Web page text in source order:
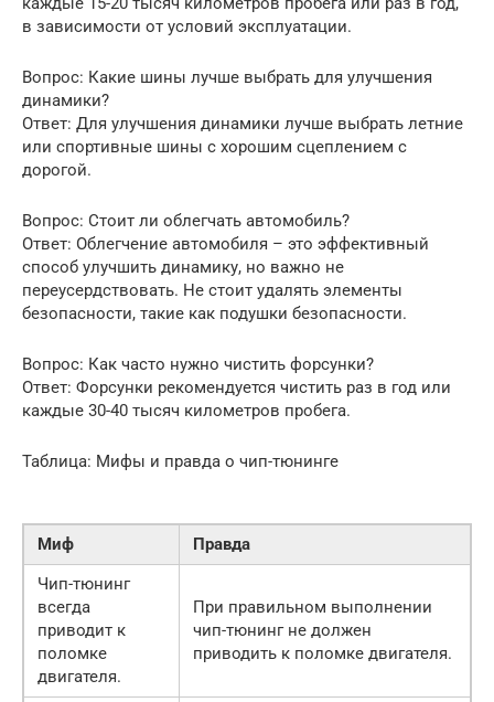
в зависимости от условий эксплуатации.
Вопрос: Какие шины лучше выбрать для улучшения
динамики?
Ответ: Для улучшения динамики лучше выбрать летние
или спортивные шины с хорошим сцеплением с
дорогой.
Вопрос: Стоит ли облегчать автомобиль?
Ответ: Облегчение автомобиля – это эффективный
способ улучшить динамику, но важно не
переусердствовать. Не стоит удалять элементы
безопасности, такие как подушки безопасности.
Вопрос: Как часто нужно чистить форсунки?
Ответ: Форсунки рекомендуется чистить раз в год или
каждые 30-40 тысяч километров пробега.
Таблица: Мифы и правда о чип-тюнинге
Миф
Правда
Чип-тюнинг
всегда
приводит к
поломке
двигателя.
При правильном выполнении
чип-тюнинг не должен
приводить к поломке двигателя.